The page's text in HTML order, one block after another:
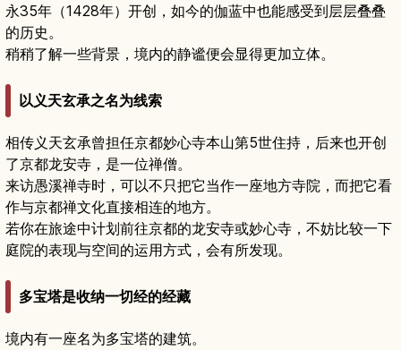
永35年（1428年）开创，如今的伽蓝中也能感受到层层叠叠
的历史。
稍稍了解一些背景，境内的静谧便会显得更加立体。
以义天玄承之名为线索
相传义天玄承曾担任京都妙心寺本山第5世住持，后来也开创
了京都龙安寺，是一位禅僧。
来访愚溪禅寺时，可以不只把它当作一座地方寺院，而把它看
作与京都禅文化直接相连的地方。
若你在旅途中计划前往京都的龙安寺或妙心寺，不妨比较一下
庭院的表现与空间的运用方式，会有所发现。
多宝塔是收纳一切经的经藏
境内有一座名为多宝塔的建筑。